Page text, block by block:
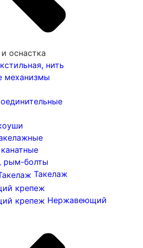
оснастка
нить
механизмы
рым-болты
Такелаж
Нержавеющий